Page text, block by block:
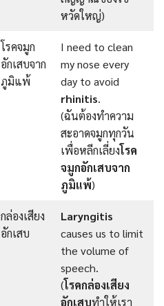
หวัดใหญ่)
โรคจมูก
อักเสบจาก
ภูมิแพ้
I need to clean
my nose every
day to avoid
rhinitis.
(ฉันต้องทำความ
สะอาดจมูกทุกวัน
เพื่อหลีกเลี่ยงโรค
จมูกอักเสบจาก
ภูมิแพ้)
กล่องเสียง
อักเสบ
Laryngitis
causes us to limit
the volume of
speech.
(โรคกล่องเสียง
อักเสบทำให้เรา